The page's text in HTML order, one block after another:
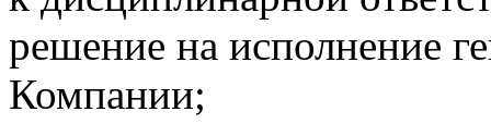
решение на исполнение
Компании;